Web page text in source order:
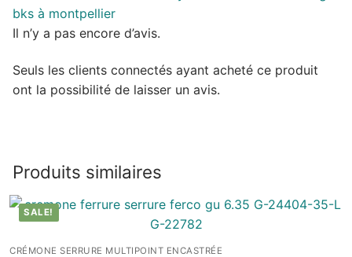
Il n’y a pas encore d’avis.
Seuls les clients connectés ayant acheté ce produit
ont la possibilité de laisser un avis.
Produits similaires
SALE!
CRÉMONE SERRURE MULTIPOINT ENCASTRÉE